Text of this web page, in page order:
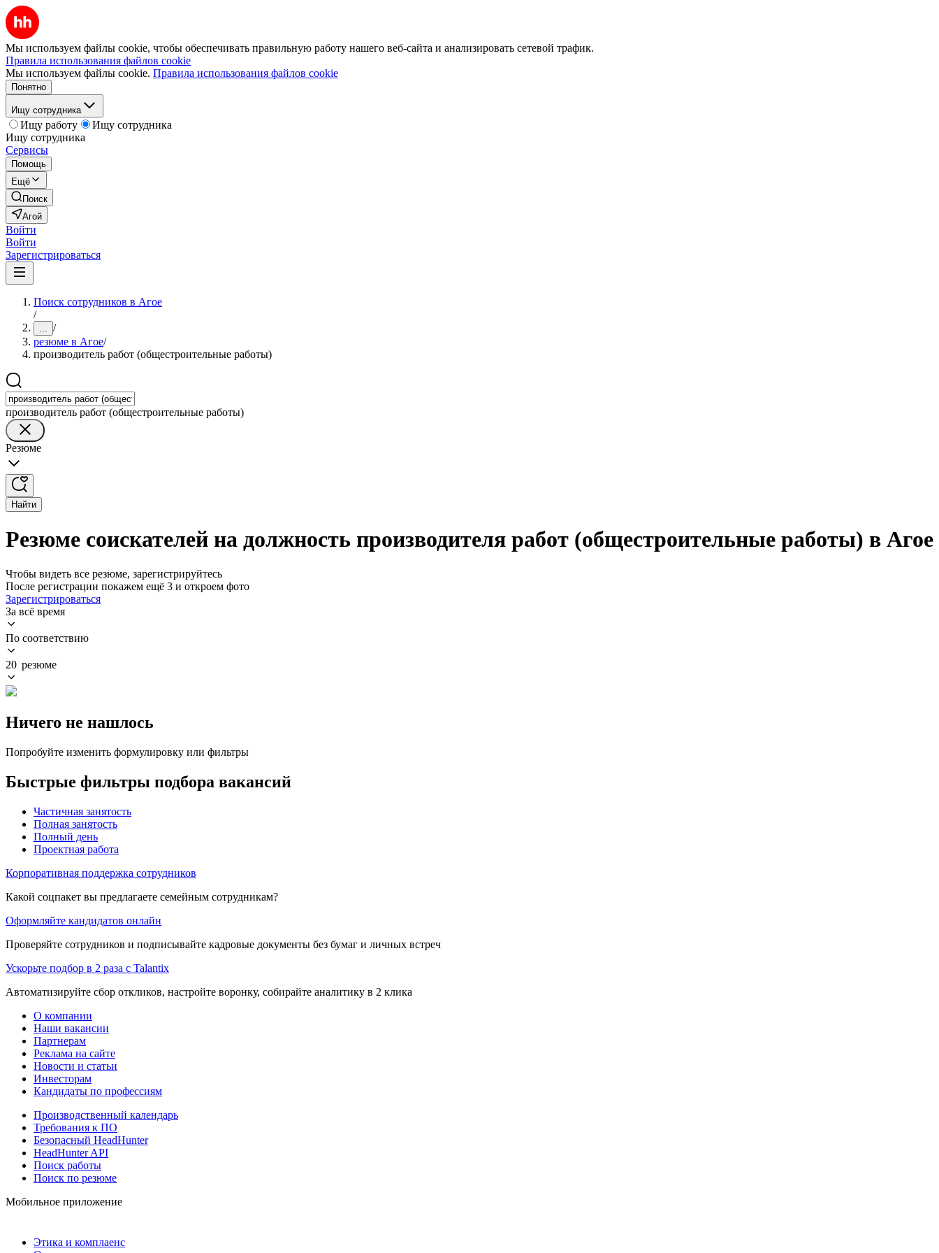
Мы используем файлы cookie, чтобы обеспечивать правильную работу нашего веб-сайта и анализировать сетевой трафик.
Правила использования файлов cookie
Мы используем файлы cookie. Правила использования файлов cookie
Понятно
Ищу сотрудника
Ищу работу
Ищу сотрудника
Ищу сотрудника
Сервисы
Помощь
Ещё
Поиск
Агой
Войти
Войти
Зарегистрироваться
Поиск сотрудников в Агое
/
... /
резюме в Агое/
производитель работ (общестроительные работы)
производитель работ (общестроительные работы)
Резюме
Найти
Резюме соискателей на должность производителя работ (общестроительные работы) в Агое
Чтобы видеть все резюме, зарегистрируйтесь
После регистрации покажем ещё 3 и откроем фото
Зарегистрироваться
За всё время
По соответствию
20 резюме
Ничего не нашлось
Попробуйте изменить формулировку или фильтры
Быстрые фильтры подбора вакансий
Частичная занятость
Полная занятость
Полный день
Проектная работа
Корпоративная поддержка сотрудников
Какой соцпакет вы предлагаете семейным сотрудникам?
Оформляйте кандидатов онлайн
Проверяйте сотрудников и подписывайте кадровые документы без бумаг и личных встреч
Ускорьте подбор в 2 раза с Talantix
Автоматизируйте сбор откликов, настройте воронку, собирайте аналитику в 2 клика
О компании
Наши вакансии
Партнерам
Реклама на сайте
Новости и статьи
Инвесторам
Кандидаты по профессиям
Производственный календарь
Требования к ПО
Безопасный HeadHunter
HeadHunter API
Поиск работы
Поиск по резюме
Мобильное приложение
Этика и комплаенс